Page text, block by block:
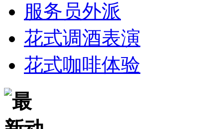
服务员外派
花式调酒表演
花式咖啡体验